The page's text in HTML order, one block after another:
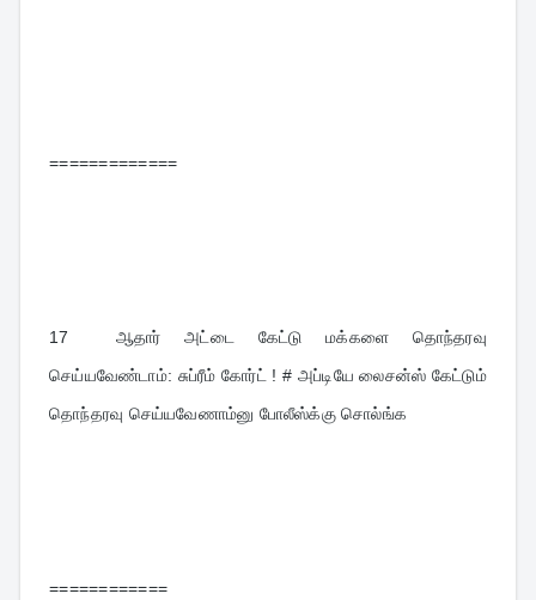
=============
17 ஆதார் அட்டை கேட்டு மக்களை தொந்தரவு
செய்யவேண்டாம்: சுப்ரீம் கோர்ட் ! # அப்டியே லைசன்ஸ் கேட்டும்
தொந்தரவு செய்யவேணாம்னு போலீஸ்க்கு சொல்ங்க
============